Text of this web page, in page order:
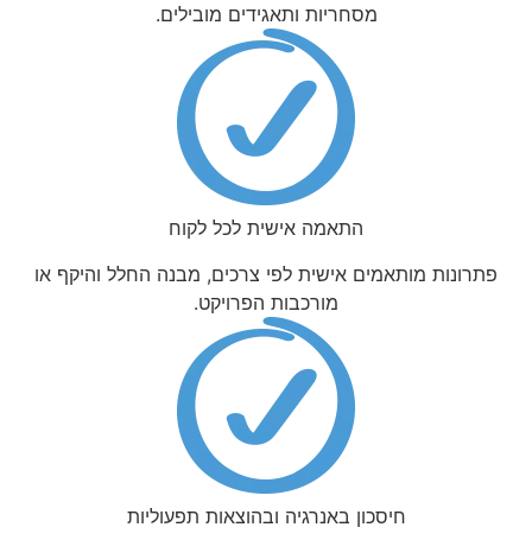
מסחריות ותאגידים מובילים.
התאמה אישית לכל לקוח
פתרונות מותאמים אישית לפי צרכים, מבנה החלל והיקף או
מורכבות הפרויקט.
חיסכון באנרגיה ובהוצאות תפעוליות